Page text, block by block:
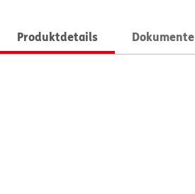
Produktdetails Dokumente